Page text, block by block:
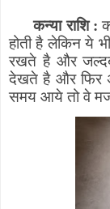
कन्या राशि :
होती है लेकिन ये
रखते है और
देखते है और फिर
समय आये तो वे